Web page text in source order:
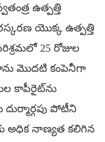
ఉత్పత్తి
యొక్క ఉత్పత్తి
25 రోజుల
మొదటి కంపెనీగా
కాపీరైట్‌ను
పోటీని
అధిక నాణ్యత కలిగిన